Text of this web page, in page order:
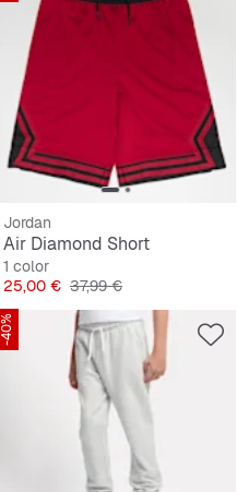
Jordan
Air Diamond Short
1 color
Precio
25,00 € Precio original
37,99 €
-40%